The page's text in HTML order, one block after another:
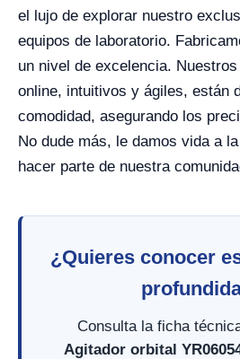
el lujo de explorar nuestro
equipos de laboratorio.
un nivel de excelencia.
online, intuitivos y ágiles, están
comodidad, asegurando los
No dude más, le damos vida a
hacer parte de nuestra
¿Quieres conocer
Consulta la ficha
Agitador orbital